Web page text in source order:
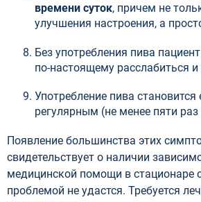
времени суток, причем не
улучшения настроения, а
Без употребления пива
по-настоящему расслабиться и
Употребление пива
регулярным (не менее пяти
Появление большинства этих
свидетельствует о наличии
медицинской помощи в стационаре
проблемой не удастся. Требуется